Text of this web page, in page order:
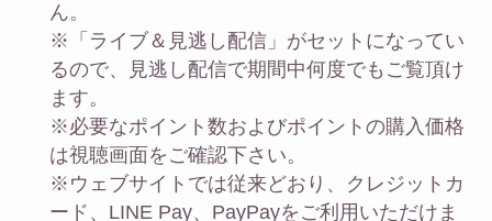
ん。
※「ライブ＆見逃し配信」がセットになってい
るので、見逃し配信で期間中何度でもご覧頂け
ます。
※必要なポイント数およびポイントの購入価格
は視聴画面をご確認下さい。
※ウェブサイトでは従来どおり、クレジットカ
ード、LINE Pay、PayPayをご利用いただけま